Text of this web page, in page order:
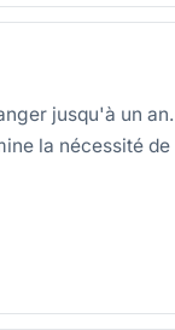
jusqu'à un
la nécessité